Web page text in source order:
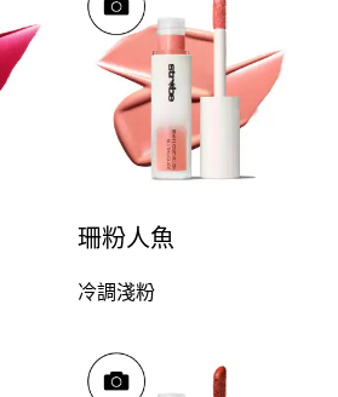
珊粉人魚​
冷調淺粉